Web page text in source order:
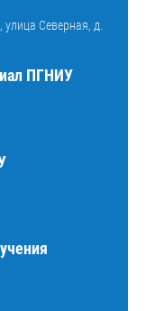
Северная, д.
ПГНИУ